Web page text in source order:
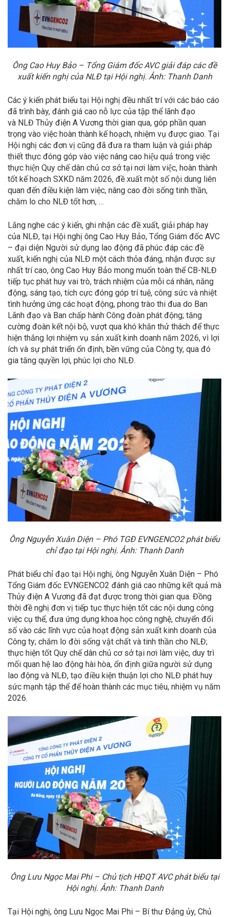
Ông Cao Huy Bảo – Tổng Giám đốc AVC giải đáp các đề
xuất kiến nghị của NLĐ tại Hội nghị. Ảnh: Thanh Danh
Các ý kiến phát biểu tại Hội nghị đều nhất trí với các báo cáo
đã trình bày, đánh giá cao nỗ lực của tập thể lãnh đạo
và NLĐ Thủy điện A Vương thời gian qua, góp phần quan
trọng vào việc hoàn thành kế hoạch, nhiệm vụ được giao. Tại
Hội nghị các đơn vị cũng đã đưa ra tham luận và giải pháp
thiết thực đóng góp vào việc nâng cao hiệu quả trong việc
thực hiện Quy chế dân chủ cơ sở tại nơi làm việc, hoàn thành
tốt kế hoạch SXKD năm 2026, đề xuất một số nội dung liên
quan đến điều kiện làm việc, nâng cao đời sống tinh thần,
chăm lo cho NLĐ tốt hơn, …
Lắng nghe các ý kiến, ghi nhận các đề xuất, giải pháp hay
của NLĐ, tại Hội nghị ông Cao Huy Bảo, Tổng Giám đốc AVC
– đại diện Người sử dụng lao động đã phúc đáp các đề
xuất, kiến nghị của NLĐ một cách thỏa đáng, nhận được sự
nhất trí cao, ông Cao Huy Bảo mong muốn toàn thể CB-NLĐ
tiếp tục phát huy vai trò, trách nhiệm của mỗi cá nhân, năng
động, sáng tạo, tích cực đóng góp trí tuệ, công sức và nhiệt
tình hưởng ứng các hoạt động, phong trào thi đua do Ban
Lãnh đạo và Ban chấp hành Công đoàn phát động; tăng
cường đoàn kết nội bộ, vượt qua khó khăn thử thách để thực
hiện thắng lợi nhiệm vụ sản xuất kinh doanh năm 2026, vì lợi
ích và sự phát triển ổn định, bền vững của Công ty, qua đó
gia tăng quyền lợi, phúc lợi cho NLĐ.
Ông Nguyễn Xuân Diện – Phó TGĐ EVNGENCO2 phát biểu
chỉ đạo tại Hội nghị. Ảnh: Thanh Danh
Phát biểu chỉ đạo tại Hội nghị, ông Nguyễn Xuân Diện – Phó
Tổng Giám đốc EVNGENCO2 đánh giá cao những kết quả mà
Thủy điện A Vương đã đạt được trong thời gian qua. Đồng
thời đề nghị đơn vị tiếp tục thực hiện tốt các nội dung công
việc cụ thể, đưa ứng dụng khoa học công nghệ, chuyển đổi
số vào các lĩnh vực của hoạt động sản xuất kinh doanh của
Công ty; chăm lo đời sống vật chất và tinh thần cho NLĐ;
thực hiện tốt Quy chế dân chủ cơ sở tại nơi làm việc, duy trì
mối quan hệ lao động hài hòa, ổn định giữa người sử dụng
lao động và NLĐ, tạo điều kiện thuận lợi cho NLĐ phát huy
sức mạnh tập thể để hoàn thành các mục tiêu, nhiệm vụ năm
2026.
Ông Lưu Ngọc Mai Phi – Chủ tịch HĐQT AVC phát biểu tại
Hội nghị. Ảnh: Thanh Danh
Tại Hội nghị, ông Lưu Ngọc Mai Phi – Bí thư Đảng ủy, Chủ